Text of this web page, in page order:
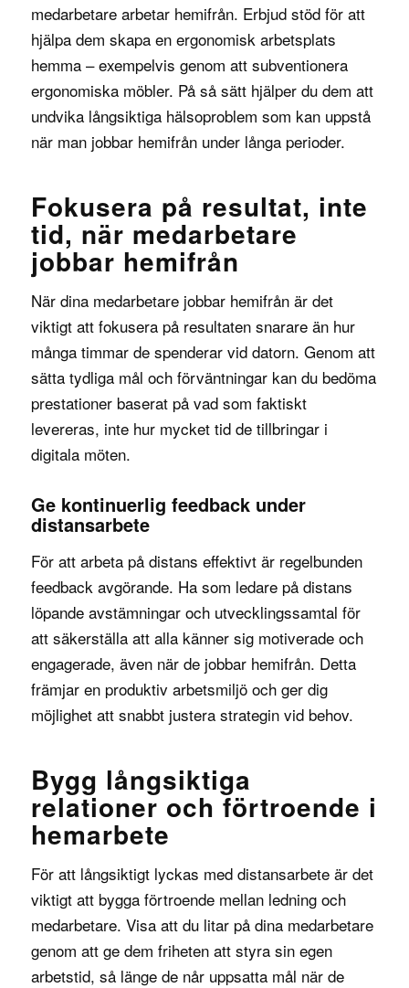
medarbetare arbetar hemifrån. Erbjud stöd för att
hjälpa dem skapa en ergonomisk arbetsplats
hemma – exempelvis genom att subventionera
ergonomiska möbler. På så sätt hjälper du dem att
undvika långsiktiga hälsoproblem som kan uppstå
när man jobbar hemifrån under långa perioder.
Fokusera på resultat, inte
tid, när medarbetare
jobbar hemifrån
När dina medarbetare jobbar hemifrån är det
viktigt att fokusera på resultaten snarare än hur
många timmar de spenderar vid datorn. Genom att
sätta tydliga mål och förväntningar kan du bedöma
prestationer baserat på vad som faktiskt
levereras, inte hur mycket tid de tillbringar i
digitala möten.
Ge kontinuerlig feedback under
distansarbete
För att arbeta på distans effektivt är regelbunden
feedback avgörande. Ha som ledare på distans
löpande avstämningar och utvecklingssamtal för
att säkerställa att alla känner sig motiverade och
engagerade, även när de jobbar hemifrån. Detta
främjar en produktiv arbetsmiljö och ger dig
möjlighet att snabbt justera strategin vid behov.
Bygg långsiktiga
relationer och förtroende i
hemarbete
För att långsiktigt lyckas med distansarbete är det
viktigt att bygga förtroende mellan ledning och
medarbetare. Visa att du litar på dina medarbetare
genom att ge dem friheten att styra sin egen
arbetstid, så länge de når uppsatta mål när de